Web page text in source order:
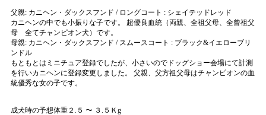
父親: カニヘン・ダックスフンド / ロングコート : シェイテッドレッド
カニヘンの中でも小振りな子です。 超優良血統（両親、全祖父母、全曾祖父
母 全てチャンピオン犬）です。
母親: カニヘン・ダックスフンド / スムースコート : ブラック&イエローブリ
ンドル
もともとはミニチュア登録でしたが、小さいのでドッグショー会場にて計測
を行いカニヘンに登録変更しました。 父親、父方祖父母はチャンピオンの血
統優秀な女の子です。
成犬時の予想体重２.５ 〜 ３.５Ｋg